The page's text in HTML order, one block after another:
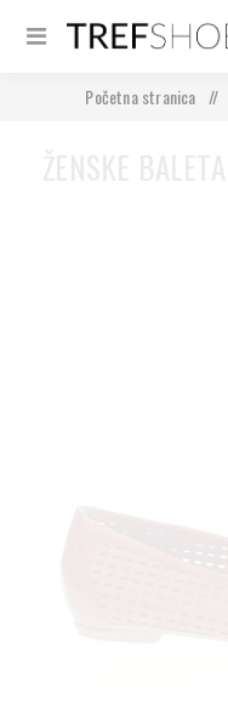
Početna stranica /